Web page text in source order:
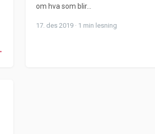
om hva som blir...
17. des 2019 · 1 min lesning